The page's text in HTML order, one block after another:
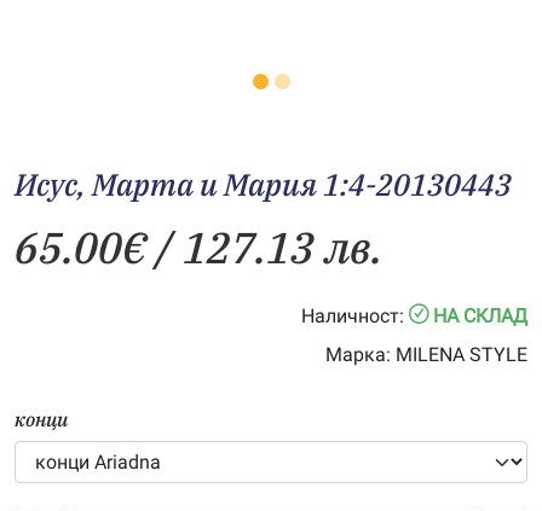
Исус, Марта и Мария 1:4-20130443
65.00€/ 127.13 лв.
Наличност:
НА СКЛАД
Марка: MILENA STYLE
конци